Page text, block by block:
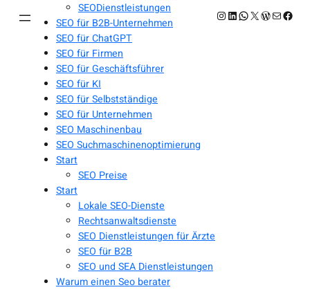
SEODienstleistungen
SEO für B2B-Unternehmen
SEO für ChatGPT
SEO für Firmen
SEO für Geschäftsführer
SEO für KI
SEO für Selbstständige
SEO für Unternehmen
SEO Maschinenbau
SEO Suchmaschinenoptimierung
Start
SEO Preise
Start
Lokale SEO-Dienste
Rechtsanwaltsdienste
SEO Dienstleistungen für Ärzte
SEO für B2B
SEO und SEA Dienstleistungen
Warum einen Seo berater
Instagram
LinkedIn
WhatsApp
X E-Mail